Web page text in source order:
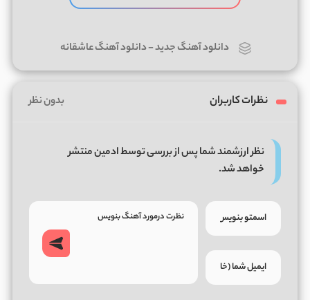
دانلود آهنگ جدید-دانلود آهنگ عاشقانه
نظرات کاربران بدون نظر
نظر ارزشمند شما پس از بررسی توسط ادمین منتشر
خواهد شد.